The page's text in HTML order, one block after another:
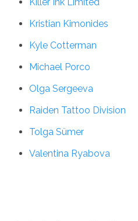
Killer Ink Limited
Kristian Kimonides
Kyle Cotterman
Michael Porco
Olga Sergeeva
Raiden Tattoo Division
Tolga Sümer
Valentina Ryabova